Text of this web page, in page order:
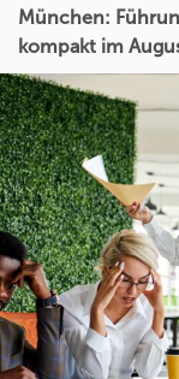
München:
kompakt im